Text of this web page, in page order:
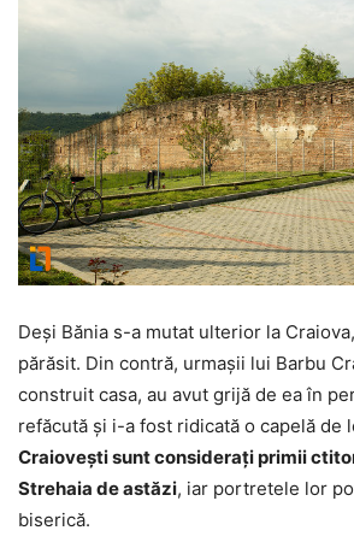
Deşi Bănia s-a mutat ulterior la
părăsit. Din contră, urmaşii lui Barbu
construit casa, au avut grijă de ea în
refăcută şi i-a fost ridicată o capelă de
Craiovești sunt consideraţi primii
Strehaia de astăzi, iar portretele lor
biserică.